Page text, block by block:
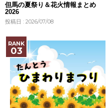
但馬の夏祭り＆花火情報まとめ
2026
投稿日 : 2026/07/08